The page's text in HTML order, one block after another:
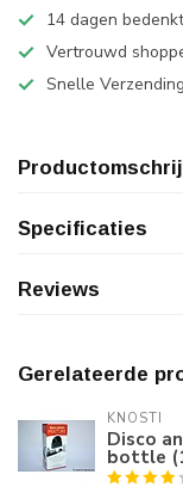
14 dagen
Vertrouwd
Snelle Verzending
Specificaties
Reviews
Gerelateerde
KNOSTI
Disco
bottle